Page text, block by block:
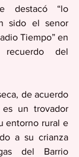
destacó “lo
sido el senor
Tiempo” en
del
de acuerdo
un trovador
entorno rural e
a su crianza
del Barrio